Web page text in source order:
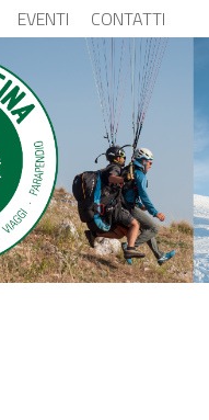
EVENTI CONTATTI